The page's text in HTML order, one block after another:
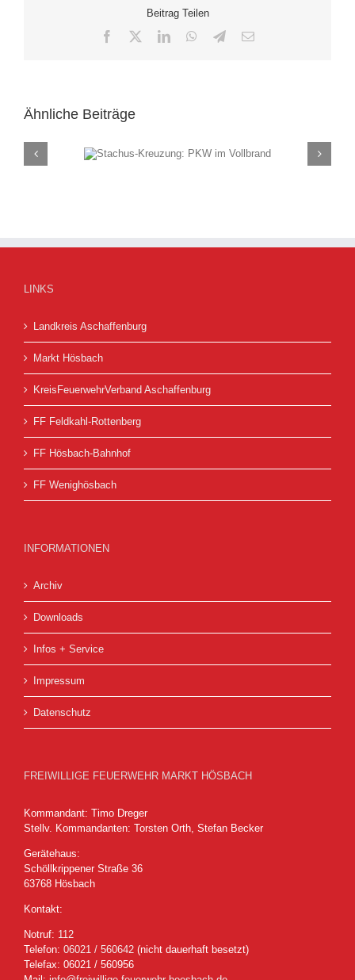
Beitrag Teilen
Facebook LinkedInWhatsApp
Telegram
E-
Ähnliche Beiträge
PKW im
LINKS
Landkreis Aschaffenburg
Markt Hösbach
KreisFeuerwehrVerband Aschaffenburg
FF Feldkahl-Rottenberg
FF Hösbach-Bahnhof
FF Wenighösbach
INFORMATIONEN
Archiv
Downloads
Infos + Service
Impressum
Datenschutz
FREIWILLIGE FEUERWEHR MARKT HÖSBACH
Kommandant: Timo Dreger
Stellv. Kommandanten: Torsten Orth, Stefan Becker
Gerätehaus:
Schöllkrippener Straße 36
63768 Hösbach
Kontakt:
Notruf: 112
Telefon: 06021 / 560642 (nicht dauerhaft besetzt)
Telefax: 06021 / 560956